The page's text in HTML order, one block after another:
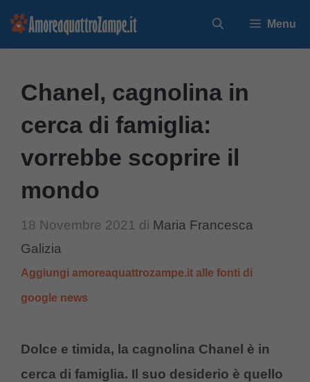
Vai
Menu
Chanel, cagnolina in
cerca di famiglia:
vorrebbe scoprire il
mondo
18 Novembre 2021 di Maria Francesca
Galizia
Aggiungi amoreaquattrozampe.it alle fonti di
google news
Dolce e timida, la cagnolina Chanel è in
cerca di famiglia. Il suo desiderio è quello